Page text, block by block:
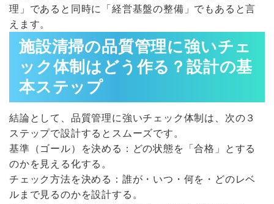
理」であると同時に「経営基盤の整備」でもあると言
えます。
施設清掃の品質管理に強いチェ
ック体制はどう作る？設計の基
本ステップ
結論として、品質管理に強いチェック体制は、次の３
ステップで設計するとスムーズです。
基準（ゴール）を決める：どの状態を「合格」とする
のかを見える化する。
チェック方法を決める：誰が・いつ・何を・どのレベ
ルまで見るのかを設計する。